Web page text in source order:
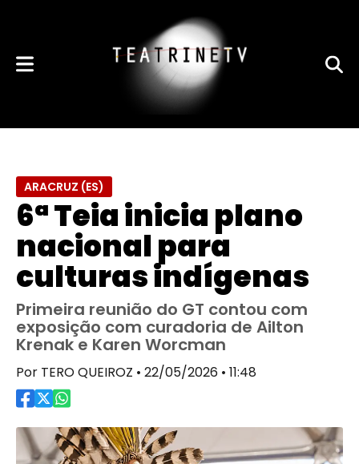
ARACRUZ (ES)
6ª Teia inicia plano
nacional para
culturas indígenas
Primeira reunião do GT contou com
exposição com curadoria de Ailton
Krenak e Karen Worcman
Por TERO QUEIROZ • 22/05/2026 • 11:48